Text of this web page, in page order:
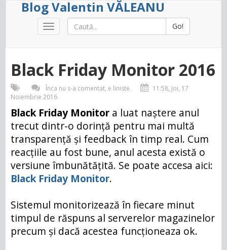
Blog Valentin VĂLEANU
Toggle
Go!
Black Friday Monitor 2016
Înca nu s-a comentat, e liniste.
11:58, Joi, 17
Noiembrie 2016
Black Friday Monitor a luat naștere anul
trecut dintr-o dorință pentru mai multă
transparență și feedback în timp real. Cum
reacțiile au fost bune, anul acesta există o
versiune îmbunătățită. Se poate accesa aici:
Black Friday Monitor.
Sistemul monitorizează în fiecare minut
timpul de răspuns al serverelor magazinelor
precum și dacă acestea funcționeaza ok.